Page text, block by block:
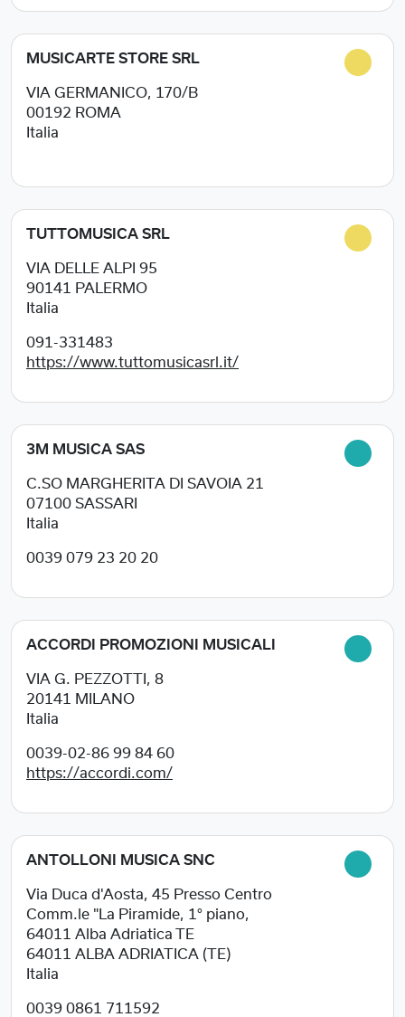
MUSICARTE STORE SRL
VIA GERMANICO, 170/B
00192 ROMA
Italia
TUTTOMUSICA SRL
VIA DELLE ALPI 95
90141
PALERMO
Italia
091-331483
https://www.tuttomusicasrl.it/
3M MUSICA SAS
C.SO MARGHERITA DI SAVOIA 21
07100 SASSARI
Italia
0039 079 23 20 20
ACCORDI PROMOZIONI MUSICALI
VIA G. PEZZOTTI, 8
20141
MILANO
Italia
0039-02-86 99 84 60
https://accordi.com/
ANTOLLONI MUSICA SNC
Via Duca d'Aosta, 45 Presso Centro
Comm.le "La Piramide, 1° piano,
64011 Alba Adriatica TE
64011 ALBA ADRIATICA (TE)
Italia
0039 0861 711592